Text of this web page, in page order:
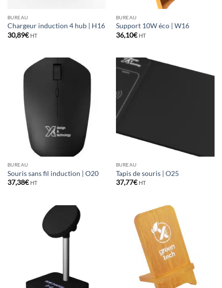
BUREAU
Chargeur induction 4 hub | H16
30,89€ HT
BUREAU
Support 10W éco | W16
36,10€ HT
BUREAU
Souris sans fil induction | O20
37,38€ HT
BUREAU
Tapis de souris | O25
37,77€ HT